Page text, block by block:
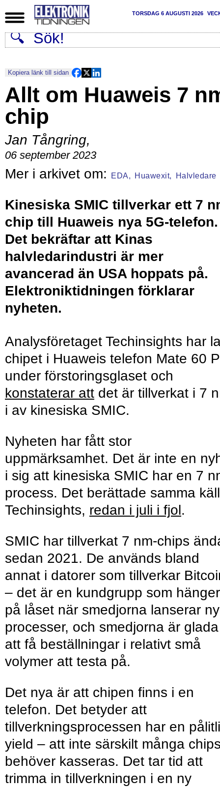
TORSDAG 6 AUGUSTI 2026
Kopiera länk till sidan
Allt om Huaweis 7
chip
Jan Tångring,
06 september 2023
EDA, Huawexit, Halvledare
Kinesiska SMIC tillverkar ett 7
chip till Huaweis nya 5G-telefon.
Det bekräftar att Kinas
halvledarindustri är mer
avancerad än USA hoppats på.
Elektroniktidningen förklarar
nyheten.
Analysföretaget Techinsights har
chipet i Huaweis telefon Mate 60
under förstoringsglaset och
konstaterar att det är tillverkat i 7
i av kinesiska SMIC.
Nyheten har fått stor
uppmärksamhet. Det är inte en
i sig att kinesiska SMIC har en 7
process. Det berättade samma
Techinsights, redan i juli i fjol.
SMIC har tillverkat 7 nm-chips
sedan 2021. De används bland
annat i datorer som tillverkar
– det är en kundgrupp som hänger
på låset när smedjorna lanserar
processer, och smedjorna är
att få beställningar i relativt små
volymer att testa på.
Det nya är att chipen finns i en
telefon. Det betyder att
tillverkningsprocessen har en
yield – att inte särskilt många
behöver kasseras. Det tar tid att
trimma in tillverkningen i en ny